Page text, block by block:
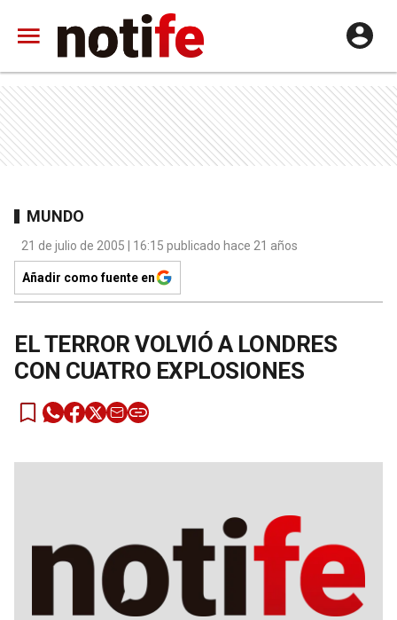
MUNDO
21 de julio de 2005 | 16:15 publicado hace 21 años
Añadir como fuente en
EL TERROR VOLVIÓ A LONDRES
CON CUATRO EXPLOSIONES